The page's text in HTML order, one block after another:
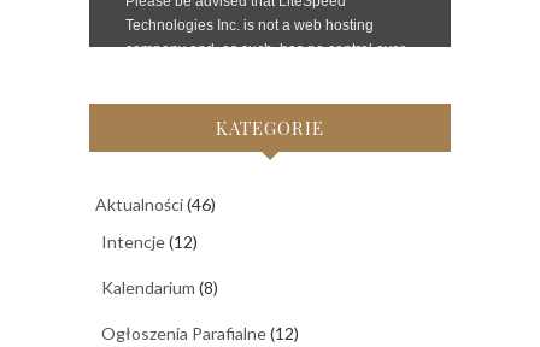
KATEGORIE
Aktualności(46)
Intencje(12)
Kalendarium (8)
Ogłoszenia Parafialne(12)